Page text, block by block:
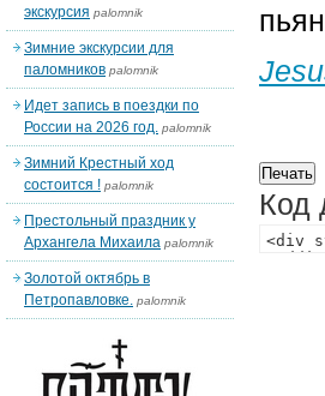
Код
экскурсия palomnik
Зимние экскурсии для
паломников palomnik
Идет запись в поездки по
России на 2026 год. palomnik
Зимний Крестный ход
состоится ! palomnik
Престольный праздник у
Архангела Михаила palomnik
Золотой октябрь в
Петропавловке. palomnik